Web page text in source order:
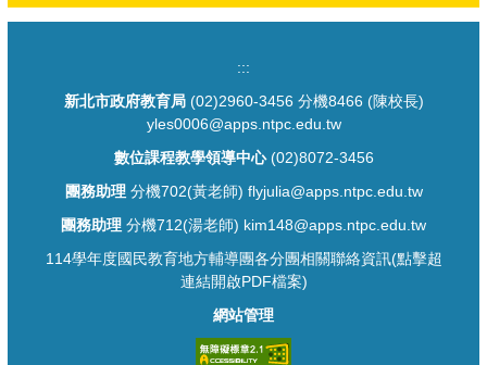
:::
新北市政府教育局(02)2960-3456 分機8466 (陳校長)
yles0006@apps.ntpc.edu.tw
數位課程教學領導中心(02)8072-3456
團務助理分機702(黃老師) flyjulia@apps.ntpc.edu.tw
團務助理 分機712(湯老師) kim148@apps.ntpc.edu.tw
114學年度國民教育地方輔導團各分團相關聯絡資訊(點擊超
連結開啟PDF檔案)
網站管理